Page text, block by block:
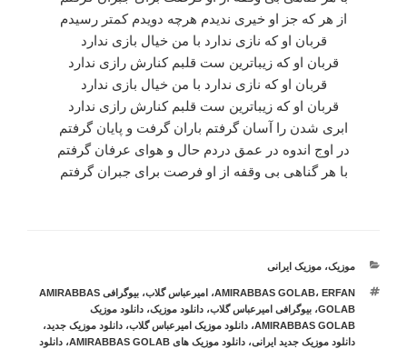
از هر که جز او خیری ندیدم هرچه دویدم کمتر رسیدم
قربان او که نازی ندارد با من خیال بازی ندارد
قربان او که زیباترین ست قلبم کنارش رازی ندارد
قربان او که نازی ندارد با من خیال بازی ندارد
قربان او که زیباترین ست قلبم کنارش رازی ندارد
ابری شدن را آسان گرفتم باران گرفت و پایان گرفتم
در اوج اندوه در عمق دردم حال و هوای عرفان گرفتم
با هر گناهی بی وقفه از او فرصت برای جبران گرفتم
دسته‌ها
موزیک،موزیک ایرانی
برچسب‌هاAMIRABBAS GOLAB، ERFAN ، امیرعباس گلاب،
بیوگرافی AMIRABBAS
GOLAB،بیوگرافی امیرعباس گلاب،دانلود موزیک،دانلود موزیک
AMIRABBAS GOLAB،دانلود موزیک امیرعباس گلاب،دانلود موزیک جدید،
دانلود موزیک جدید ایرانی،دانلود موزیک های AMIRABBAS GOLAB ،دانلود